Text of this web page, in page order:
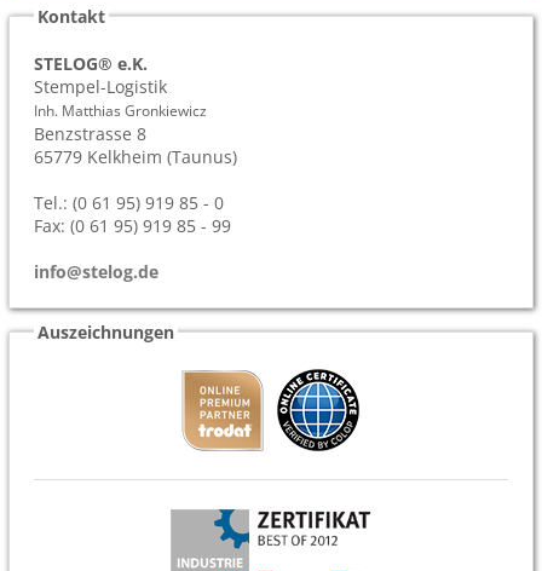
Kontakt
STELOG® e.K.
Stempel-Logistik
Inh. Matthias Gronkiewicz
Benzstrasse 8
65779 Kelkheim (Taunus)
Tel.: (0 61 95) 919 85 - 0
Fax: (0 61 95) 919 85 - 99
info@stelog.de
Auszeichnungen